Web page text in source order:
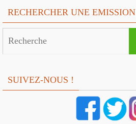
RECHERCHER UNE EMISSION
SUIVEZ-NOUS !